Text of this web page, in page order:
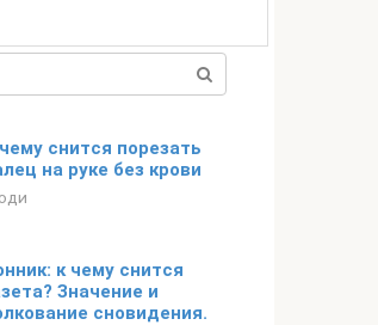
снится порезать
на руке без крови
к чему снится
Значение и
сновидения.